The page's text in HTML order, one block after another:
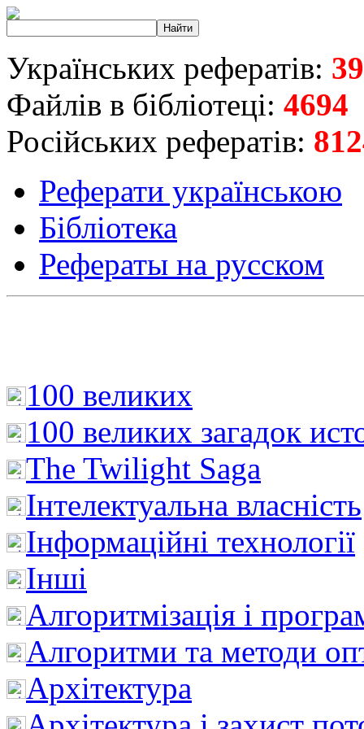
Українських рефератів:
Файлів в бібліотеці: 4694
Російських рефератів:
Реферати українською
Бібліотека
Рефераты на русском
100 великих
100 великих загадок
The Twilight Saga
Інтелектуальна влaсність
Інформаційні технології
Інші
Алгоритмізація і
Алгоритми та методи
Архітектура